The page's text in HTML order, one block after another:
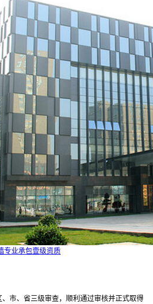
专业承包壹级资质
、市、省三级审查，顺利通过审核并正式取得